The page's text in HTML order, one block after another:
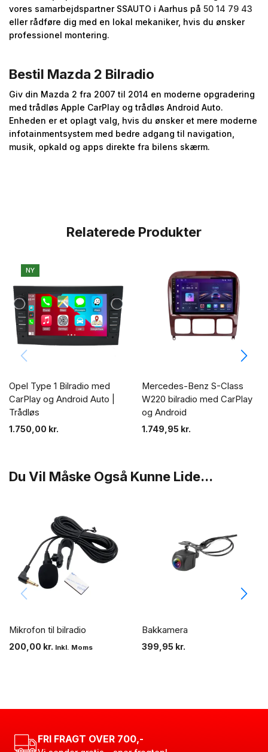
vores samarbejdspartner SSAUTO i Aarhus på 50 14 79 43
eller rådføre dig med en lokal mekaniker, hvis du ønsker
professionel montering.
Bestil Mazda 2 Bilradio
Giv din Mazda 2 fra 2007 til 2014 en moderne opgradering
med trådløs Apple CarPlay og trådløs Android Auto.
Enheden er et oplagt valg, hvis du ønsker et mere moderne
infotainmentsystem med bedre adgang til navigation,
musik, opkald og apps direkte fra bilens skærm.
Relaterede Produkter
NY
Opel Type 1 Bilradio med
CarPlay og Android Auto |
Trådløs
1.750,00 kr.
Mercedes-Benz S-Class
W220 bilradio med CarPlay
og Android
1.749,95 kr.
Du Vil Måske Også Kunne Lide...
Mikrofon til bilradio
200,00 kr. Inkl. Moms
Bakkamera
399,95 kr.
FRI FRAGT OVER 700,-